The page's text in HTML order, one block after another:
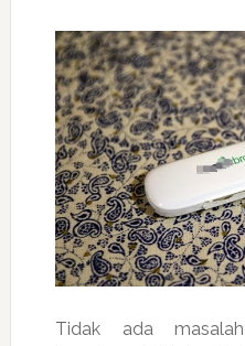
Tidak ada